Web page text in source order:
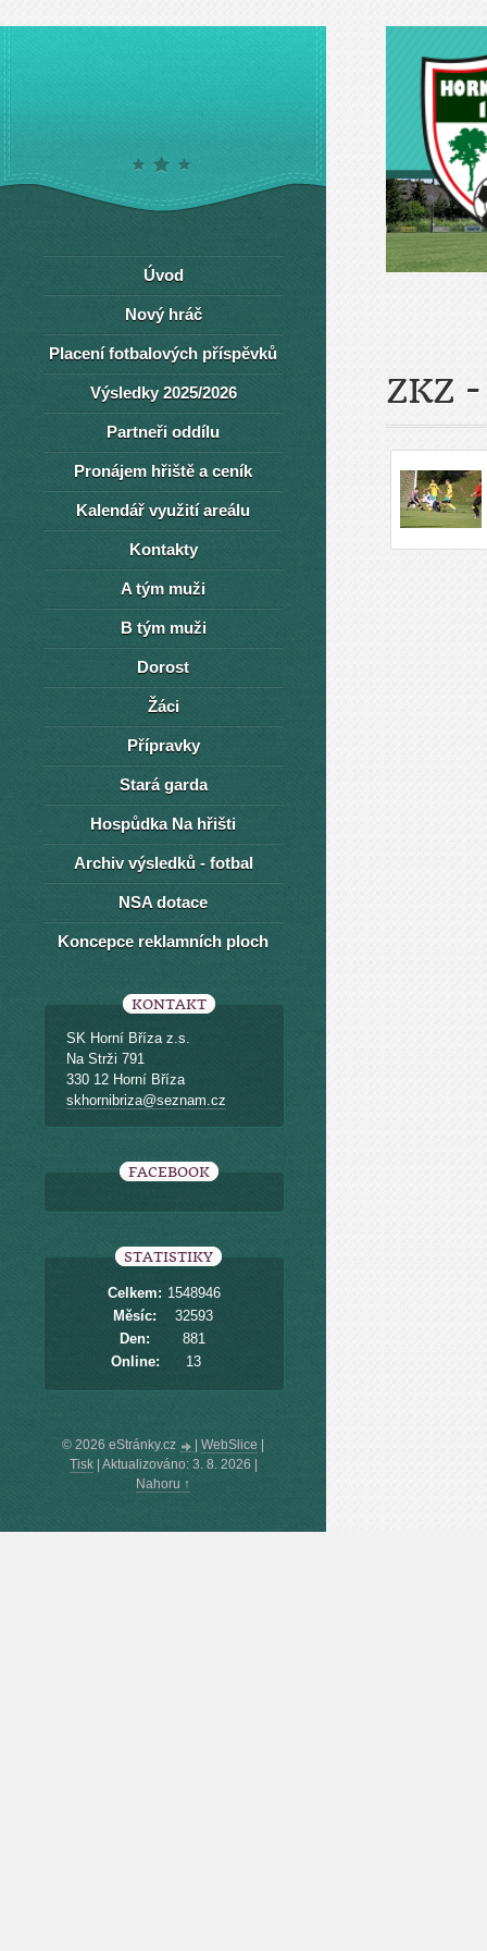
ZKZ
Úvod
Nový hráč
Placení fotbalových příspěvků
Výsledky 2025/2026
Partneři oddílu
Pronájem hřiště a ceník
Kalendář využití areálu
Kontakty
A tým muži
B tým muži
Dorost
Žáci
Přípravky
Stará garda
Hospůdka Na hřišti
Archiv výsledků - fotbal
NSA dotace
Koncepce reklamních ploch
KONTAKT
SK Horní Bříza z.s.
Na Strži 791
330 12 Horní Bříza
skhornibriza@seznam.cz
FACEBOOK
STATISTIKY
Online: 13
Celkem: 1548946
Měsíc:
32593
Den:
881
© 2026 eStránky.cz WebSlice
Tisk| Aktualizováno: 3. 8. 2026
Nahoru ↑